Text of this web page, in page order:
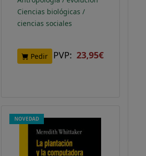
Ciencias biológicas /
ciencias sociales
Pedir PVP: 23,95€
NOVEDAD